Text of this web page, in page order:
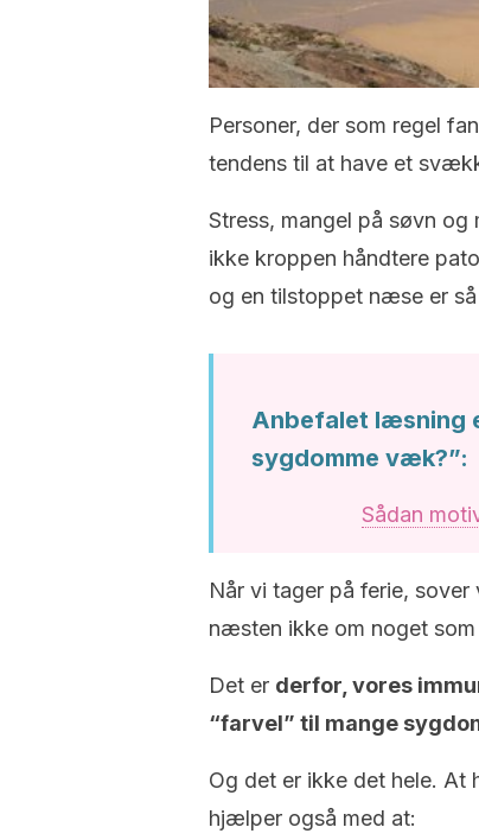
Personer, der som regel
tendens til at have et
Stress, mangel på søvn
ikke kroppen håndtere
og en tilstoppet næse er
Anbefalet læsning
sygdomme væk?”:
Sådan
Når vi tager på ferie,
næsten ikke om noget som
Det er derfor, vores
“farvel” til mange
Og det er ikke det hele.
hjælper også med at: